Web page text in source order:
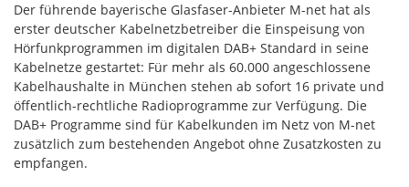
Der führende bayerische Glasfaser-Anbieter M-net hat als
erster deutscher Kabelnetzbetreiber die Einspeisung von
Hörfunkprogrammen im digitalen DAB+ Standard in seine
Kabelnetze gestartet: Für mehr als 60.000 angeschlossene
Kabelhaushalte in München stehen ab sofort 16 private und
öffentlich-rechtliche Radioprogramme zur Verfügung. Die
DAB+ Programme sind für Kabelkunden im Netz von M-net
zusätzlich zum bestehenden Angebot ohne Zusatzkosten zu
empfangen.